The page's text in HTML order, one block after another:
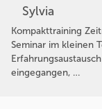
Sylvia
Kompakttraining
Seminar im kleinen
eingegangen, …